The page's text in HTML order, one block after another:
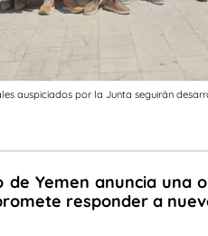
auspiciados por la Junta seguirán
de Yemen anuncia una
responder a